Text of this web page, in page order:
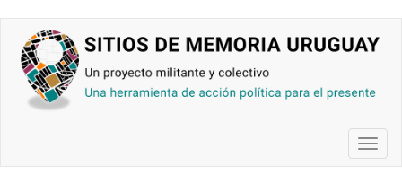
contenido
principal